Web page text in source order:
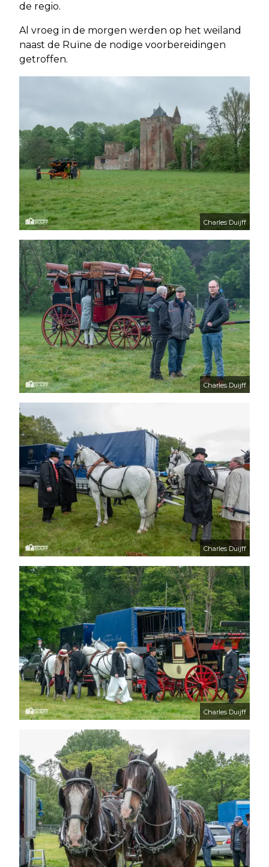
de regio.
Al vroeg in de morgen werden op het weiland
naast de Ruïne de nodige voorbereidingen
getroffen.
Charles Duijff
Charles Duijff
Charles Duijff
Charles Duijff